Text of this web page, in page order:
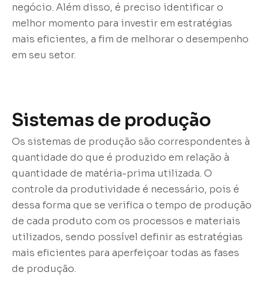
negócio. Além disso, é preciso identificar o
melhor momento para investir em estratégias
mais eficientes, a fim de melhorar o desempenho
em seu setor.
Sistemas de produção
Os sistemas de produção são correspondentes à
quantidade do que é produzido em relação à
quantidade de matéria-prima utilizada. O
controle da produtividade é necessário, pois é
dessa forma que se verifica o tempo de produção
de cada produto com os processos e materiais
utilizados, sendo possível definir as estratégias
mais eficientes para aperfeiçoar todas as fases
de produção.